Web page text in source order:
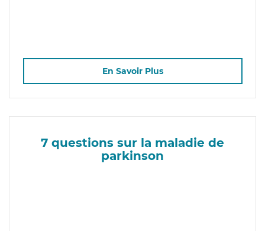
En Savoir Plus
7 questions sur la maladie de
parkinson